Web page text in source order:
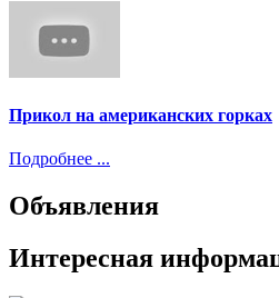
Прикол на американских горках
Подробнее ...
Объявления
Интересная